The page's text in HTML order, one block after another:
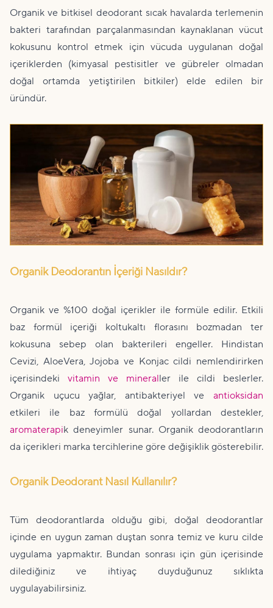
Organik ve bitkisel deodorant sıcak havalarda terlemenin
bakteri tarafından parçalanmasından kaynaklanan vücut
kokusunu kontrol etmek için vücuda uygulanan doğal
içeriklerden (kimyasal pestisitler ve gübreler olmadan
doğal ortamda yetiştirilen bitkiler) elde edilen bir
üründür.
Organik Deodorantın İçeriği Nasıldır?
Organik ve %100 doğal içerikler ile formüle edilir. Etkili
baz formül içeriği koltukaltı florasını bozmadan ter
kokusuna sebep olan bakterileri engeller. Hindistan
Cevizi, AloeVera, Jojoba ve Konjac cildi nemlendirirken
içerisindeki vitamin ve mineraller ile cildi beslerler.
Organik uçucu yağlar, antibakteriyel ve antioksidan
etkileri ile baz formülü doğal yollardan destekler,
aromaterapik deneyimler sunar. Organik deodorantların
da içerikleri marka tercihlerine göre değişiklik gösterebilir.
Organik Deodorant Nasıl Kullanılır?
Tüm deodorantlarda olduğu gibi, doğal deodorantlar
içinde en uygun zaman duştan sonra temiz ve kuru cilde
uygulama yapmaktır. Bundan sonrası için gün içerisinde
dilediğiniz ve ihtiyaç duyduğunuz sıklıkta
uygulayabilirsiniz.